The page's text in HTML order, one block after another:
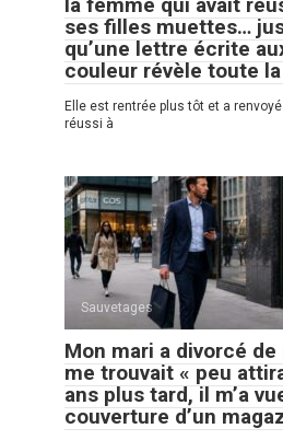
la femme qui avait
ses filles muettes…
qu’une lettre écrite
couleur révèle toute
Elle est rentrée plus tôt et a
réussi à
Sauvetages
Mon mari a divorcé de
me trouvait « peu
ans plus tard, il m’a
couverture d’un